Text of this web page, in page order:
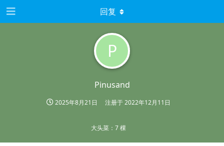
P
Pinusand
2025年8月21日 注册于2022年12月11日
大头菜：7 棵
回复